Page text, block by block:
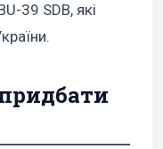
39 SDB, які